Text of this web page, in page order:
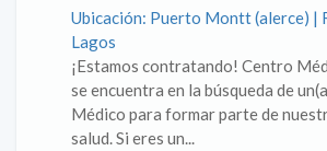
Ubicación: Puerto Montt (alerce) |
Lagos
¡Estamos contratando! Centro
se encuentra en la búsqueda de
Médico para formar parte de
salud. Si eres un...